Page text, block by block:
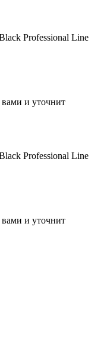
Professional Line
вами и уточнит
Professional Line
вами и уточнит